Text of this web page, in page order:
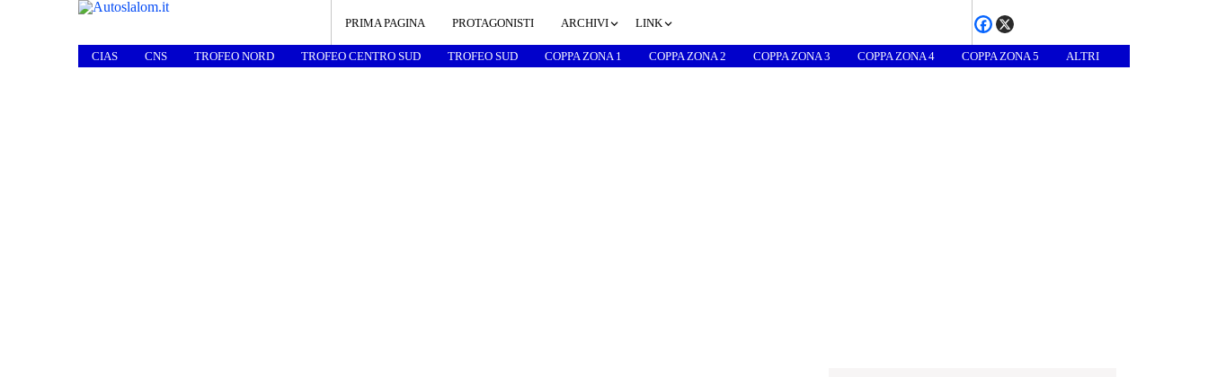
PRIMA PAGINA PROTAGONISTI ARCHIVI LINK
CIAS CNS TROFEO NORD TROFEO CENTRO SUD TROFEO SUD COPPA ZONA 1 COPPA ZONA 2 COPPA ZONA 3 COPPA ZONA 4 COPPA ZONA 5 ALTRI